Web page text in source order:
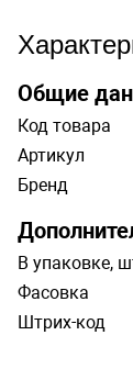
Общие
Код товара
Артикул
Бренд
В упаковке,
Фасовка
Штрих-код